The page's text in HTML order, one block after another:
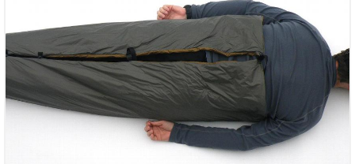
LIRE L'ARTICLE